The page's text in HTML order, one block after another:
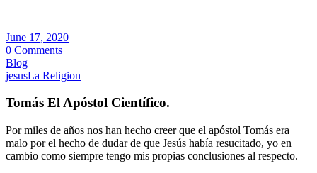
June 17, 2020
0 Comments
Blog
jesusLa Religion
Tomás El Apóstol Científico.
Por miles de años nos han hecho creer que el apóstol Tomás era
malo por el hecho de dudar de que Jesús había resucitado, yo en
cambio como siempre tengo mis propias conclusiones al respecto.